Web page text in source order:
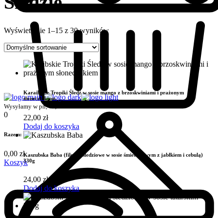
0
Razem:
0,00 zł
Koszyk
Wysyłamy w pn, wt, śr.
Wyświetlanie 1–15 z 30 wyników
Karaibskie Tropiki Śledź w sosie mango z brzoskwiniami i prażonym
słonecznikiem
22,00 zł
Dodaj do koszyka
Kaszubska Baba (fileciki śledziowe w sosie śmietanowym z jabłkiem i cebulą)
330g
24,00 zł
Dodaj do koszyka